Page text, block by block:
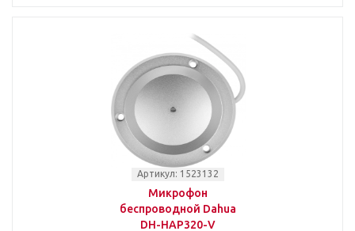
Артикул: 1523132
Микрофон
беспроводной Dahua
DH-HAP320-V